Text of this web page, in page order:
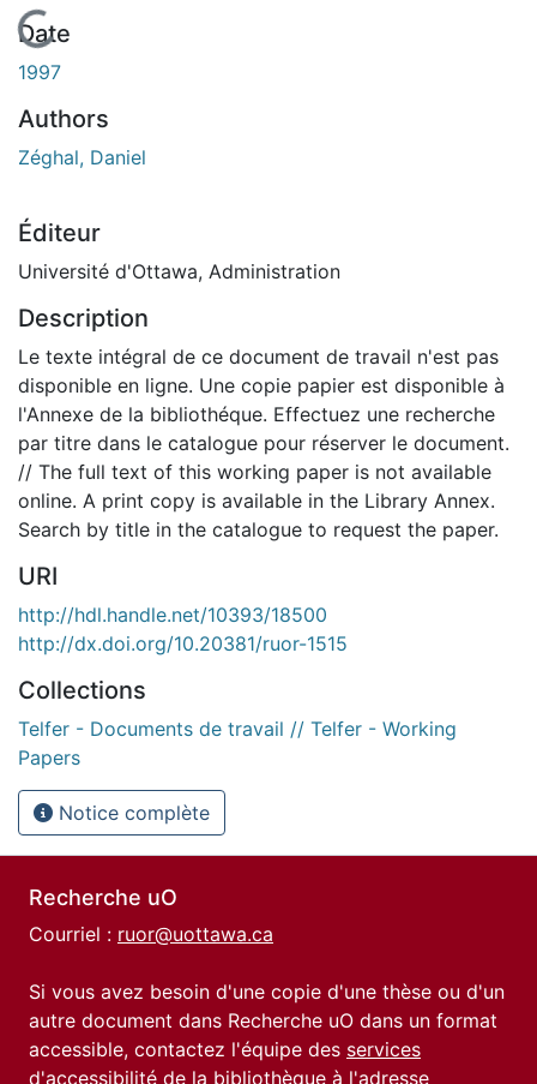
En cours de chargement...
Date
1997
Authors
Zéghal, Daniel
Éditeur
Université d'Ottawa, Administration
Description
Le texte intégral de ce document de travail n'est pas
disponible en ligne. Une copie papier est disponible à
l'Annexe de la bibliothéque. Effectuez une recherche
par titre dans le catalogue pour réserver le document.
// The full text of this working paper is not available
online. A print copy is available in the Library Annex.
Search by title in the catalogue to request the paper.
URI
http://hdl.handle.net/10393/18500
http://dx.doi.org/10.20381/ruor-1515
Collections
Telfer - Documents de travail // Telfer - Working
Papers
Notice complète
Recherche uO
Courriel : ruor@uottawa.ca
Si vous avez besoin d'une copie d'une thèse ou d'un
autre document dans Recherche uO dans un format
accessible, contactez l'équipe des services
d'accessibilité de la bibliothèque à l'adresse